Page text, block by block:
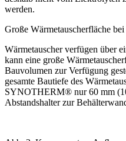
werden.
Große Wärmetauscherfläche
Wärmetauscher verfügen über
kann eine große
Bauvolumen zur Verfügung
gesamte Bautiefe des
SYNOTHERM® nur 60 mm
Abstandshalter zur